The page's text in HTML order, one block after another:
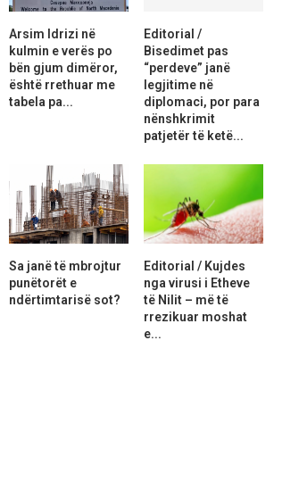
Arsim Idrizi në
kulmin e verës po
bën gjum dimëror,
është rrethuar me
tabela pa...
Editorial /
Bisedimet pas
“perdeve” janë
legjitime në
diplomaci, por para
nënshkrimit
patjetër të ketë...
Sa janë të mbrojtur
punëtorët e
ndërtimtarisë sot?
Editorial / Kujdes
nga virusi i Etheve
të Nilit – më të
rrezikuar moshat
e...